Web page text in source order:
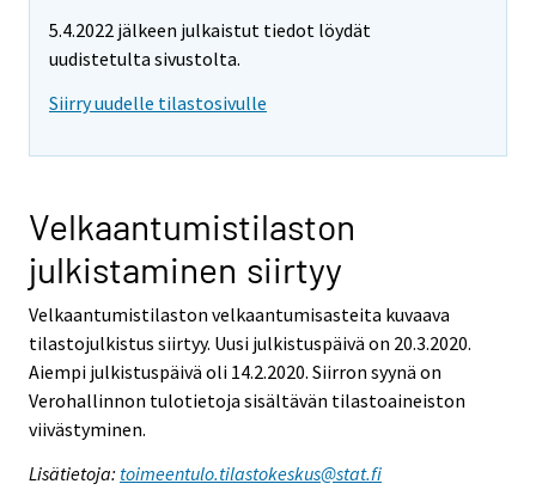
5.4.2022 jälkeen julkaistut tiedot löydät
uudistetulta sivustolta.
Siirry uudelle tilastosivulle
Velkaantumistilaston
julkistaminen siirtyy
Velkaantumistilaston velkaantumisasteita kuvaava
tilastojulkistus siirtyy. Uusi julkistuspäivä on 20.3.2020.
Aiempi julkistuspäivä oli 14.2.2020. Siirron syynä on
Verohallinnon tulotietoja sisältävän tilastoaineiston
viivästyminen.
Lisätietoja: toimeentulo.tilastokeskus@stat.fi